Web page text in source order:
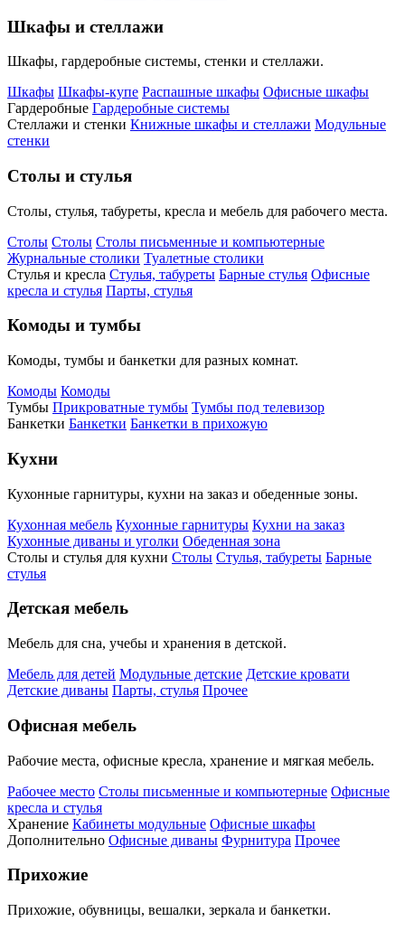
Шкафы и стеллажи
Шкафы, гардеробные системы, стенки и стеллажи.
Шкафы Шкафы-купе Распашные шкафы Офисные шкафы
Гардеробные Гардеробные системы
Стеллажи и стенки Книжные шкафы и стеллажи Модульные
стенки
Столы и стулья
Столы, стулья, табуреты, кресла и мебель для рабочего места.
Столы Столы Столы письменные и компьютерные
Журнальные столики Туалетные столики
Стулья и кресла Стулья, табуреты Барные стулья Офисные
кресла и стулья Парты, стулья
Комоды и тумбы
Комоды, тумбы и банкетки для разных комнат.
Комоды Комоды
Тумбы Прикроватные тумбы Тумбы под телевизор
Банкетки Банкетки Банкетки в прихожую
Кухни
Кухонные гарнитуры, кухни на заказ и обеденные зоны.
Кухонная мебель Кухонные гарнитуры Кухни на заказ
Кухонные диваны и уголки Обеденная зона
Столы и стулья для кухни Столы Стулья, табуреты Барные
стулья
Детская мебель
Мебель для сна, учебы и хранения в детской.
Мебель для детей Модульные детские Детские кровати
Детские диваны Парты, стулья Прочее
Офисная мебель
Рабочие места, офисные кресла, хранение и мягкая мебель.
Рабочее место Столы письменные и компьютерные Офисные
кресла и стулья
Хранение Кабинеты модульные Офисные шкафы
Дополнительно Офисные диваны Фурнитура Прочее
Прихожие
Прихожие, обувницы, вешалки, зеркала и банкетки.